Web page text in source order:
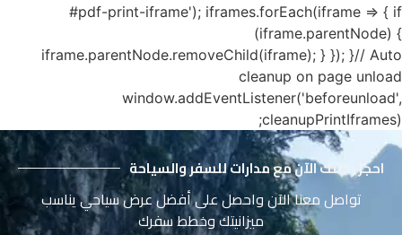
#pdf-print-iframe'); iframes.forEach(iframe => { if
(iframe.parentNode) {
iframe.parentNode.removeChild(iframe); } }); }// Auto
cleanup on page unload
window.addEventListener('beforeunload',
cleanupPrintIframes);
احجز رحلتك الآن مع مدارات للسفر والسياحة
تواصل معنا الآن واحصل على أفضل عرض سياحي يناسب
ميزانيتك وخطط سفرك